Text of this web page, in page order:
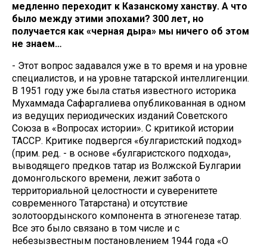
медленно переходит к Казанскому ханству. А что
было между этими эпохами? 300 лет, но
получается как «черная дыра» мы ничего об этом
не знаем…
- Этот вопрос задавался уже в то время и на уровне
специалистов, и на уровне татарской интеллигенции.
В 1951 году уже была статья известного историка
Мухаммада Сафаргалиева опубликованная в одном
из ведущих периодических изданий Советского
Союза в «Вопросах истории». С критикой истории
ТАССР. Критике подвергся «булгаристский подход»
(прим. ред. - в основе «булгаристского подхода»,
выводящего предков татар из Волжской Булгарии
домонгольского времени, лежит забота о
территориальной целостности и суверенитете
современного Татарстана) и отсутствие
золотоордынского компонента в этногенезе татар.
Все это было связано в том числе и с
небезызвестным постановлением 1944 года «О